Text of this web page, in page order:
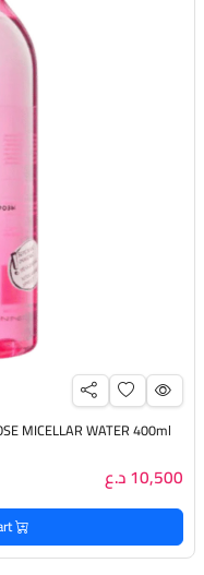
10,500 د.ع
productList.addToCart